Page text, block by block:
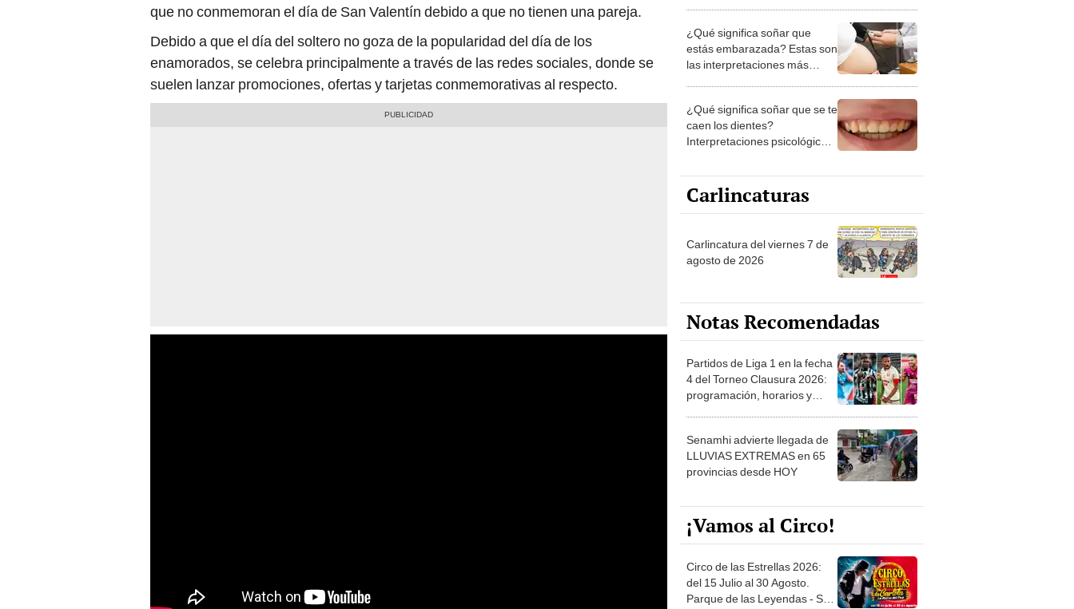
que no conmemoran el día de San Valentín debido a que no tienen una pareja.
Debido a que el día del soltero no goza de la popularidad del día de los
enamorados, se celebra principalmente a través de las redes sociales, donde se
suelen lanzar promociones, ofertas y tarjetas conmemorativas al respecto.
¿Qué significa soñar que
estás embarazada? Estas son
las interpretaciones más
¿Qué significa soñar que se te
caen los dientes?
Interpretaciones psicológicas
Carlincaturas
Carlincatura del viernes 7 de
agosto de 2026
Notas Recomendadas
Partidos de Liga 1 en la fecha
4 del Torneo Clausura 2026:
programación, horarios y
Senamhi advierte llegada de
LLUVIAS EXTREMAS en 65
provincias desde HOY
¡Vamos al Circo!
Circo de las Estrellas 2026:
del 15 Julio al 30 Agosto.
Parque de las Leyendas - San